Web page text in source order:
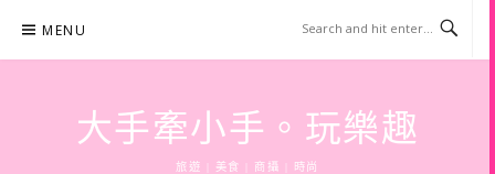
content
MENU
大手牽小手。玩樂趣
旅遊 | 美食 | 商攝 | 時尚